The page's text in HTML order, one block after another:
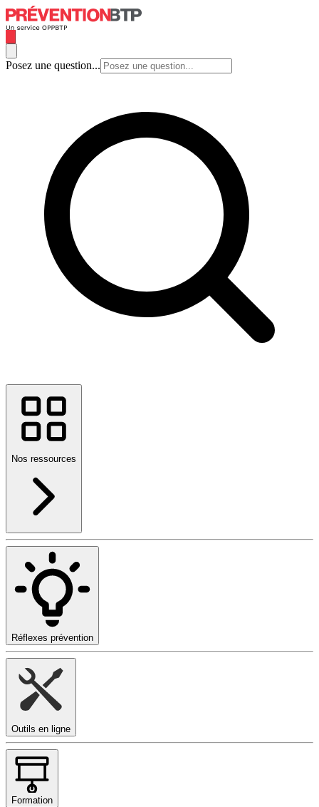
Posez une question...
Nos ressources
Réflexes prévention
Outils en ligne
Formation